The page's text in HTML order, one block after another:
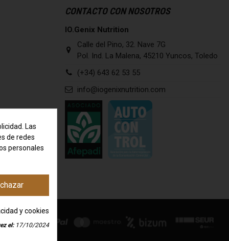
CONTACTO CON NOSOTROS
IO.Genix Nutrition
Calle del Pino, 32. Nave 7G
Pol. Ind. La Malena, 45210 Yuncos, Toledo
(+34) 643 62 53 55
info@iogenixnutrition.com
Las
de redes
personales
y cookies
el:17/10/2024